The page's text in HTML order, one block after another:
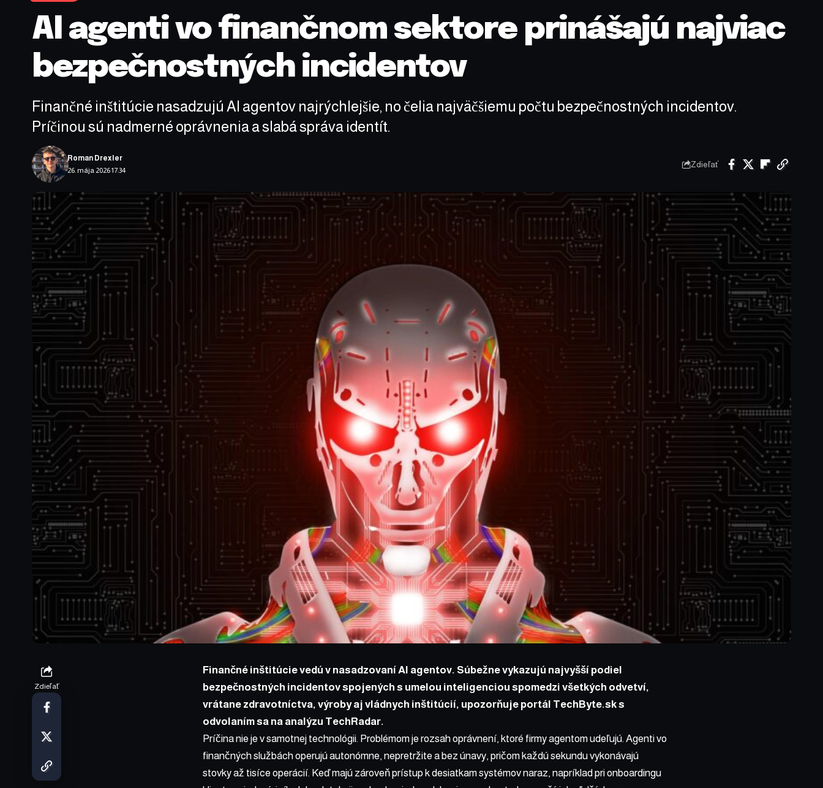
AI agenti vo finančnom sektore prinášajú najviac
bezpečnostných incidentov
Finančné inštitúcie nasadzujú AI agentov najrýchlejšie, no čelia najväčšiemu počtu bezpečnostných incidentov.
Príčinou sú nadmerné oprávnenia a slabá správa identít.
26. mája 2026 17:34
Roman Drexler
Zdieľať
Zdieľať
Finančné inštitúcie vedú v nasadzovaní AI agentov. Súbežne vykazujú najvyšší podiel
bezpečnostných incidentov spojených s umelou inteligenciou spomedzi všetkých odvetví,
vrátane zdravotníctva, výroby aj vládnych inštitúcií, upozorňuje portál TechByte.sk s
odvolaním sa na analýzu TechRadar.
Príčina nie je v samotnej technológii. Problémom je rozsah oprávnení, ktoré firmy agentom udeľujú. Agenti vo
finančných službách operujú autonómne, nepretržite a bez únavy, pričom každú sekundu vykonávajú
stovky až tisíce operácií. Keď majú zároveň prístup k desiatkam systémov naraz, napríklad pri onboardingu